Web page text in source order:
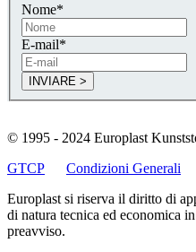
Nome*
E-mail*
© 1995 - 2024 Europlast
GTCP
Condizioni Generali
Europlast si riserva il diritto di
di natura tecnica ed economica
preavviso.